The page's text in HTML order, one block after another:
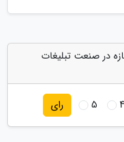
در صنعت تبلیغات
4
5 رای